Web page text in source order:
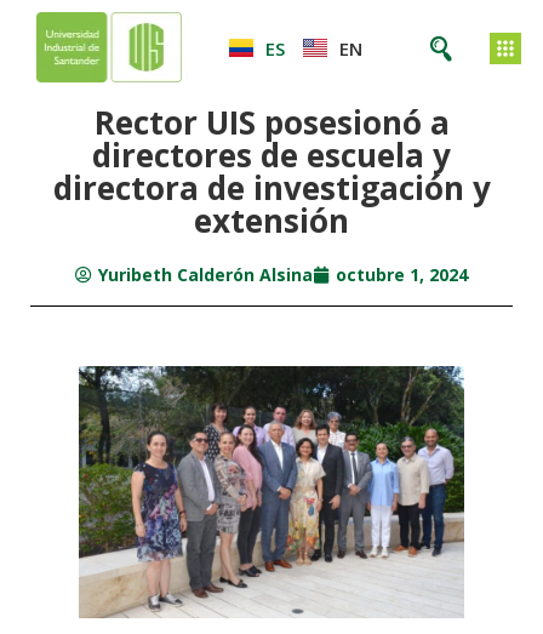
ES EN
Rector UIS posesionó a
directores de escuela y
directora de investigación y
extensión
Yuribeth Calderón Alsina octubre 1, 2024